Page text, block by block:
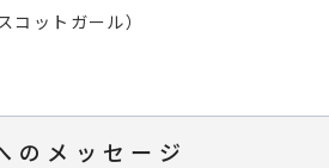
コットガール）
のメッセージ